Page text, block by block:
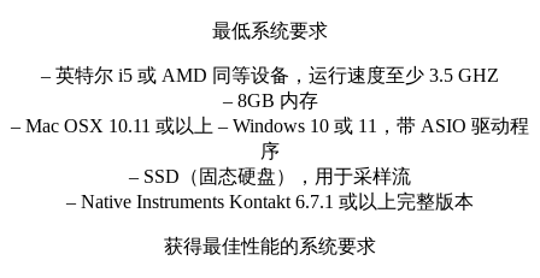
最低系统要求
– 英特尔 i5 或 AMD 同等设备，运行速度至少 3.5 GHZ
– 8GB 内存
– Mac OSX 10.11 或以上 – Windows 10 或 11，带 ASIO 驱动程
序
– SSD（固态硬盘），用于采样流
– Native Instruments Kontakt 6.7.1 或以上完整版本
获得最佳性能的系统要求